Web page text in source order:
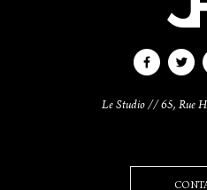
Le Studio // 65, Rue